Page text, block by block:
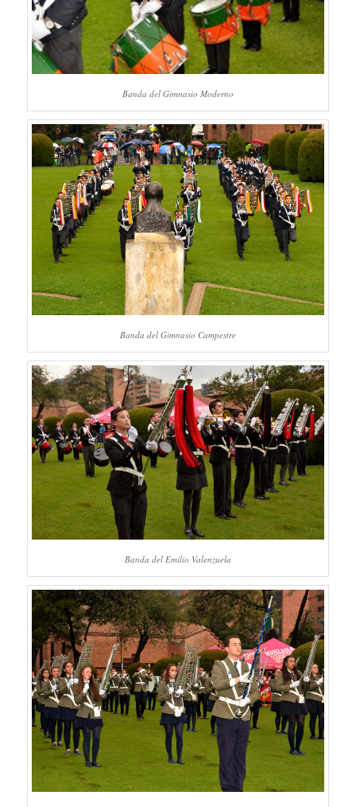
Banda del Gimnasio Moderno
Banda del Gimnasio Campestre
Banda del Emilio Valenzuela